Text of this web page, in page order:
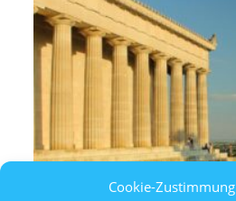
Cookie-Zustimmung